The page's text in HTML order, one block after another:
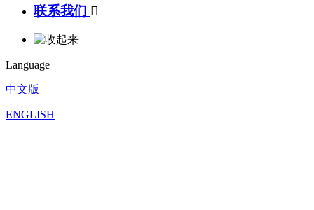
联系我们 
Language
中文版
ENGLISH